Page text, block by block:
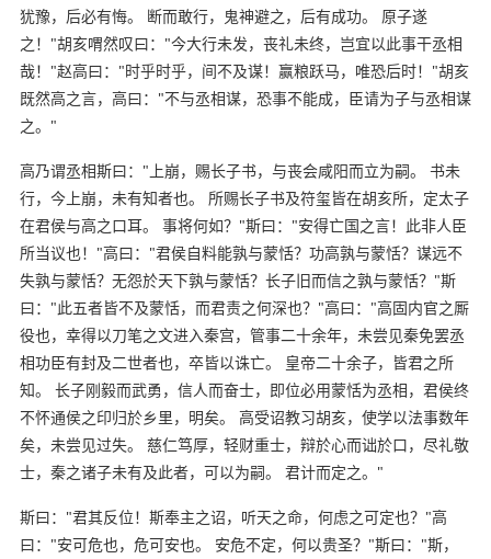
犹豫，后必有悔。 断而敢行，鬼神避之，后有成功。 原子遂
之！"胡亥喟然叹曰："今大行未发，丧礼未终，岂宜以此事干丞相
哉！"赵高曰："时乎时乎，间不及谋！赢粮跃马，唯恐后时！"胡亥
既然高之言，高曰："不与丞相谋，恐事不能成，臣请为子与丞相谋
之。"
高乃谓丞相斯曰："上崩，赐长子书，与丧会咸阳而立为嗣。 书未
行，今上崩，未有知者也。 所赐长子书及符玺皆在胡亥所，定太子
在君侯与高之口耳。 事将何如？"斯曰："安得亡国之言！此非人臣
所当议也！"高曰："君侯自料能孰与蒙恬？功高孰与蒙恬？谋远不
失孰与蒙恬？无怨於天下孰与蒙恬？长子旧而信之孰与蒙恬？"斯
曰："此五者皆不及蒙恬，而君责之何深也？"高曰："高固内官之厮
役也，幸得以刀笔之文进入秦宫，管事二十余年，未尝见秦免罢丞
相功臣有封及二世者也，卒皆以诛亡。 皇帝二十余子，皆君之所
知。 长子刚毅而武勇，信人而奋士，即位必用蒙恬为丞相，君侯终
不怀通侯之印归於乡里，明矣。 高受诏教习胡亥，使学以法事数年
矣，未尝见过失。 慈仁笃厚，轻财重士，辩於心而诎於口，尽礼敬
士，秦之诸子未有及此者，可以为嗣。 君计而定之。"
斯曰："君其反位！斯奉主之诏，听天之命，何虑之可定也？"高
曰："安可危也，危可安也。 安危不定，何以贵圣？"斯曰："斯，